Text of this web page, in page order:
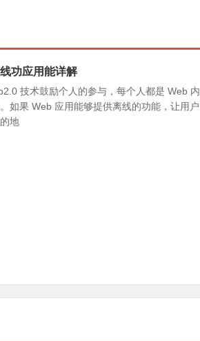
功应用能详解
技术鼓励个人的参与，每个人都是 Web 内
如果 Web 应用能够提供离线的功能，让用户
地